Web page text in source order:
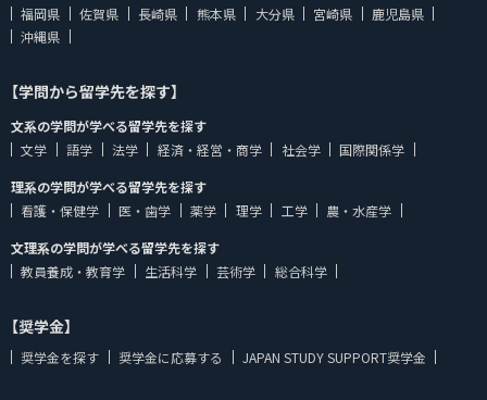
福岡県
佐賀県 長崎県 熊本県 大分県 宮崎県
鹿児島県
沖縄県
【学問から留学先を探す】
文系の学問が学べる留学先を探す
文学
語学 法学 経済・経営・商学 社会学
国際関係学
理系の学問が学べる留学先を探す
看護・保健学
医・歯学 薬学 理学 工学
農・水産学
文理系の学問が学べる留学先を探す
教員養成・教育学
生活科学 芸術学 総合科学
【奨学金】
奨学金を探す 奨学金に応募する JAPAN STUDY SUPPORT奨学金